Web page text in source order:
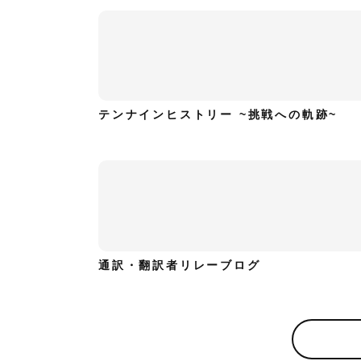
テンナインヒストリー ~挑戦への軌跡~
通訳・翻訳者リレーブログ